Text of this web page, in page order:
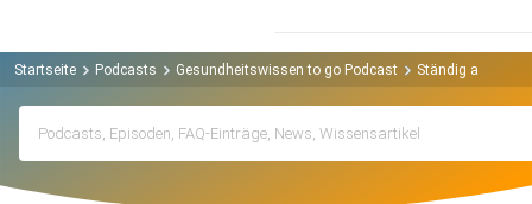
Startseite Podcasts Gesundheitswissen to go Podcast Ständig aufs Klo